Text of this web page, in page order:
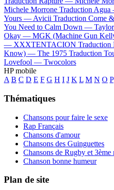
Michele Morrone Traduction
Yours — Avicii Traduction Come
You Need to Calm Down —
Okay — MGK (Machine Gun
— XXXTENTACION Traduction
Know) — The 1975 Traduction
Lovefool — Twocolors
HP mobile
A B C D E F G H I J K L M N O P
Thématiques
Chansons pour faire le sexe
Rap Français
Chansons d'amour
Chansons des Guinguettes
Chansons de Rugby et 3ème
Chanson bonne humeur
Plan de site